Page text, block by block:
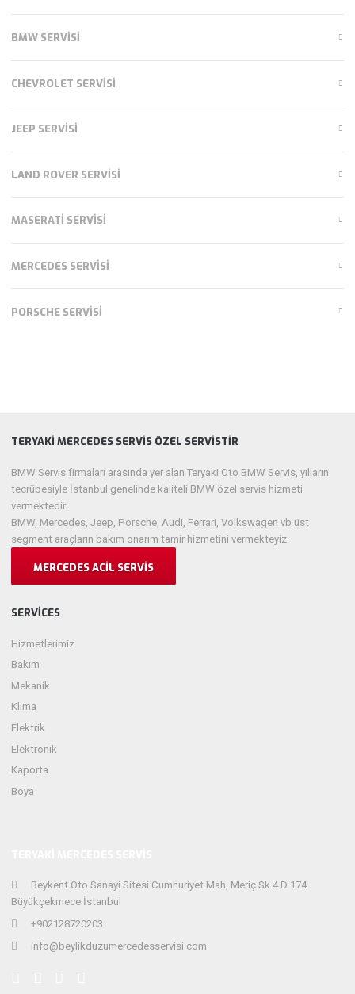
BMW SERVISI
CHEVROLET SERVISI
JEEP SERVISI
LAND ROVER SERVISI
MASERATI SERVISI
MERCEDES SERVISI
PORSCHE SERVISI
Beykent Oto Sanayi Sitesi Cumhuriyet Mah, Meriç Sk.4 D 174
Büyükçekmece İstanbul
+902128720203
info@beylikduzumercedesservisi.com
TERYAKI MERCEDES SERVIS ÖZEL SERVISTIR
BMW Servis firmaları arasında yer alan Teryaki Oto BMW Servis, yılların
tecrübesiyle İstanbul genelinde kaliteli BMW özel servis hizmeti
vermektedir.
BMW, Mercedes, Jeep, Porsche, Audi, Ferrari, Volkswagen vb üst
segment araçların bakım onarım tamir hizmetini vermekteyiz.
MERCEDES ACIL SERVIS
SERVICES
Hizmetlerimiz
Bakım
Mekanik
Klima
Elektrik
Elektronik
Kaporta
Boya